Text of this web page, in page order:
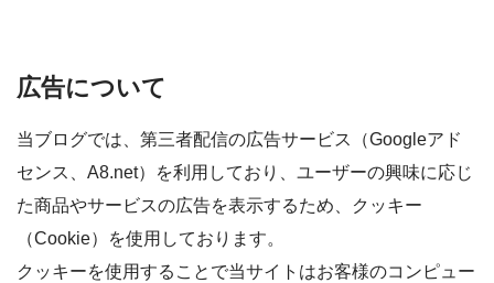
広告について
当ブログでは、第三者配信の広告サービス（Googleアド
センス、A8.net）を利用しており、ユーザーの興味に応じ
た商品やサービスの広告を表示するため、クッキー
（Cookie）を使用しております。
クッキーを使用することで当サイトはお客様のコンピュー